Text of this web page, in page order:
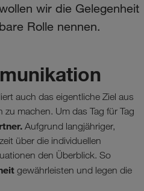
wir die Gelegenheit
Rolle nennen.
auch das eigentliche Ziel aus
machen. Um das Tag für Tag
Aufgrund langjähriger,
über die individuellen
den Überblick. So
gewährleisten und legen die